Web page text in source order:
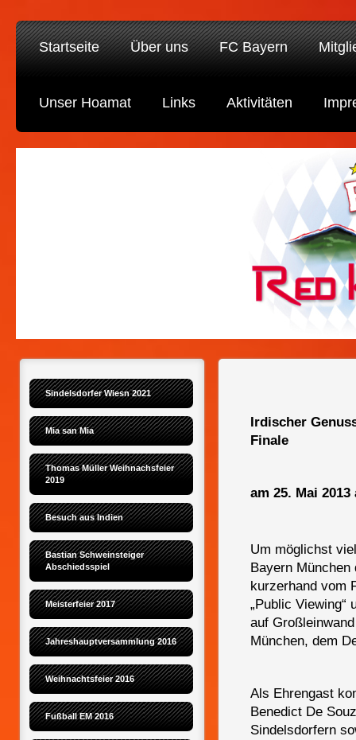
Startseite Über uns FC Bayern
Unser Hoamat Links Aktivitäten
Sindelsdorfer Wiesn 2021
Mia san Mia
Thomas Müller Weihnachsfeier
2019
Besuch aus Indien
Bastian Schweinsteiger
Abschiedsspiel
Meisterfeier 2017
Jahreshauptversammlung 2016
Weihnachtsfeier 2016
Fußball EM 2016
Irdischer
Finale
am 25. Mai
Um möglichst
Bayern München
kurzerhand vom
„Public Viewing“
auf
München, dem
Als Ehrengast
Benedict De
Sindelsdorfern